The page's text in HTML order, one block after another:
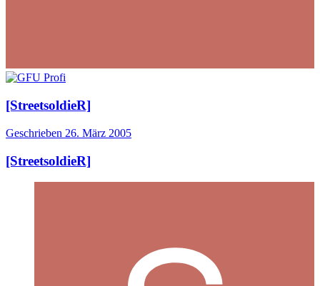
[StreetsoldieR]
Geschrieben 26. März 2005
[StreetsoldieR]